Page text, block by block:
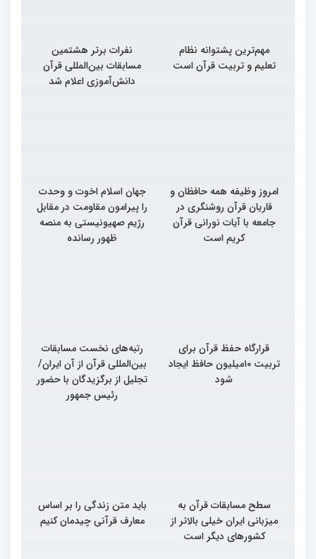
مهم‌ترین پشتوانه نظام
تعلیم و تربیت قرآن است
نفرات برتر هشتمین
مسابقات بین‌المللی قرآن
دانش‌آموزی اعلام شد
امروز وظیفه همه حافظان و
قاریان قرآن روشنگری در
جامعه با آیات نورانی قرآن
کریم است
جهان اسلام اخوت و وحدت
را پیرامون مقاومت در مقابل
رژیم صهیونیستی به منصه
ظهور رسانده
قرارگاه حفظ قرآن برای
تربیت ۱۰میلیون حافظ ایجاد
شود
رتبه‌های نخست مسابقات
بین‌المللی قرآن از آن ایران/
تجلیل از برگزیدگان با حضور
رئیس جمهور
سطح مسابقات قرآن به
میزبانی ایران خیلی بالاتر از
کشورهای دیگر است
باید متن زندگی را بر اساس
معارف قرآنی چیدمان کنیم